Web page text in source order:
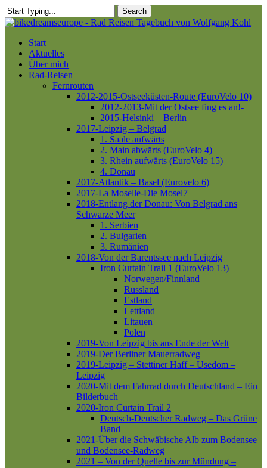
Skip
to
content
Search
Close
Menu
Start
Aktuelles
Über mich
Rad-Reisen
Fernrouten
2012-2015-Ostseeküsten-Route (EuroVelo 10)
2012-2013-Mit der Ostsee fing es an!-
2015-Helsinki – Berlin
2017-Leipzig – Belgrad
1. Saale aufwärts
2. Main abwärts (EuroVelo 4)
3. Rhein aufwärts (EuroVelo 15)
4. Donau
2017-Atlantik – Basel (Eurovelo 6)
2017-La Moselle-Die Mosel7
2018-Entlang der Donau: Von Belgrad ans
Schwarze Meer
1. Serbien
2. Bulgarien
3. Rumänien
2018-Von der Barentssee nach Leipzig
Iron Curtain Trail 1 (EuroVelo 13)
Norwegen/Finnland
Russland
Estland
Lettland
Litauen
Polen
2019-Von Leipzig bis ans Ende der Welt
2019-Der Berliner Mauerradweg
2019-Leipzig – Stettiner Haff – Usedom –
Leipzig
2020-Mit dem Fahrrad durch Deutschland – Ein
Bilderbuch
2020-Iron Curtain Trail 2
Deutsch-Deutscher Radweg – Das Grüne
Band
2021-Über die Schwäbische Alb zum Bodensee
und Bodensee-Radweg
2021 – Von der Quelle bis zur Mündung –